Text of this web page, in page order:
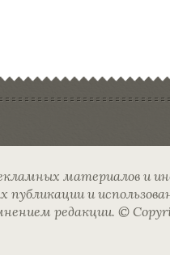
материалов и
и
редакции. ©